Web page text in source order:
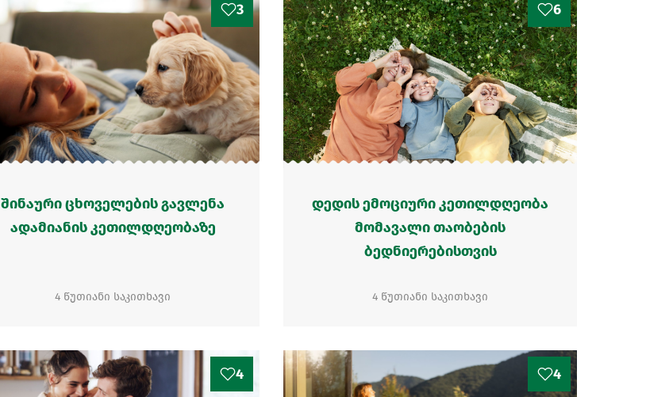
3
შინაური ცხოველების გავლენა
ადამიანის კეთილდღეობაზე
4 წუთიანი საკითხავი
6
დედის ემოციური კეთილდღეობა
მომავალი თაობების
ბედნიერებისთვის
4 წუთიანი საკითხავი
4 4